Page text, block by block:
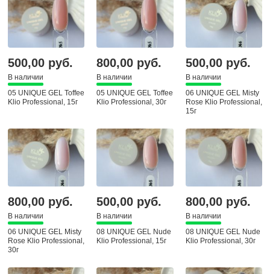
60 сек.
500,00 руб.
В наличии
05 UNIQUE GEL Toffee
Klio Professional, 15г
800,00 руб.
В наличии
05 UNIQUE GEL Toffee
Klio Professional, 30г
500,00 руб.
В наличии
06 UNIQUE GEL Misty
Rose Klio Professional,
15г
800,00 руб.
В наличии
06 UNIQUE GEL Misty
Rose Klio Professional,
30г
500,00 руб.
В наличии
08 UNIQUE GEL Nude
Klio Professional, 15г
800,00 руб.
В наличии
08 UNIQUE GEL Nude
Klio Professional, 30г